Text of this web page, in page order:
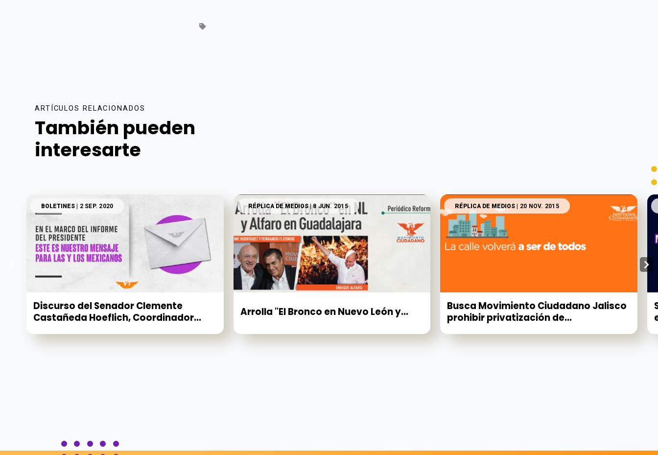
ARTÍCULOS RELACIONADOS
También pueden
interesarte
BOLETINES | 2 SEP. 2020
Discurso del Senador Clemente
Castañeda Hoeflich, Coordinador...
RÉPLICA DE MEDIOS| 8 JUN. 2015
Arrolla "El Bronco en Nuevo León y...
RÉPLICA DE MEDIOS | 20 NOV. 2015
Busca Movimiento Ciudadano Jalisco
prohibir privatización de...